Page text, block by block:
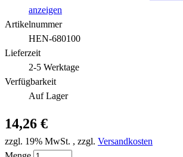
anzeigen
Artikelnummer
HEN-680100
Lieferzeit
2-5 Werktage
Verfügbarkeit
Auf Lager
14,26 €
zzgl. 19% MwSt. , zzgl. Versandkosten